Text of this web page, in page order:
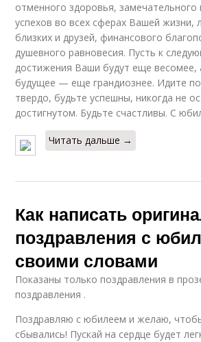
отменного здоровья, замечательного
успехов во всех сферах Вашей жизни,
близких и друзей, финансового
душевного равновесия. Пусть к
достижения Ваши будут еще весомее,
будущее — еще грандиознее. Идите
твердо, будьте успешны, никогда не
достигнутом. Будьте счастливы. С
Читать дальше →
Как написать
поздравления с
своими словами
Показаны только поздравления в
поздравления .
Поздравляю с юбилеем и желаю,
сбывались! Пускай на сердце будет